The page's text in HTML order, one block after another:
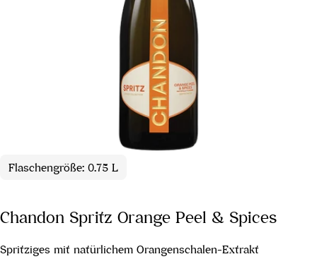
Flaschengröße: 0.75 L
Chandon Spritz Orange Peel & Spices
Spritziges mit natürlichem Orangenschalen-Extrakt